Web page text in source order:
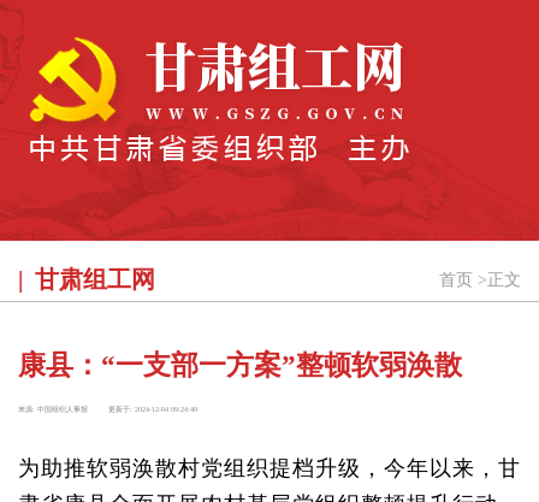
甘肃组工网 首页 > 正文
康县：“一支部一方案”整顿软弱涣散
来源: 中国组织人事报 更新于: 2024-12-04 09:24:40
为助推软弱涣散村党组织提档升级，今年以来，甘